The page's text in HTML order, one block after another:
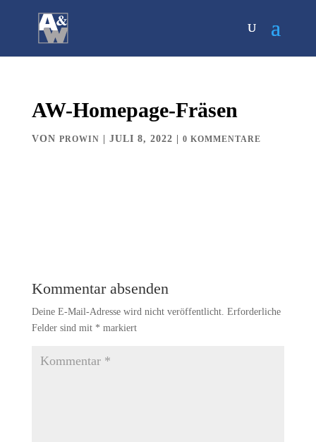
AW-Homepage-Fräsen
VON PROWIN JULI 8, 2022 0 KOMMENTARE
Kommentar absenden
Deine E-Mail-Adresse wird nicht veröffentlicht. Erforderliche
Felder sind mit * markiert